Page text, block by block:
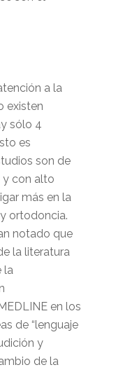
a la
existen
sólo 4
es
son de
y con alto
más en la
ortodoncia.
notado que
la literatura
la
en los
de “lenguaje
y
de la